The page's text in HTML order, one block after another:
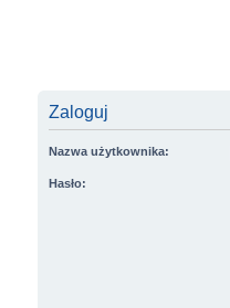
Zaloguj
Nazwa użytkownika:
Hasło: